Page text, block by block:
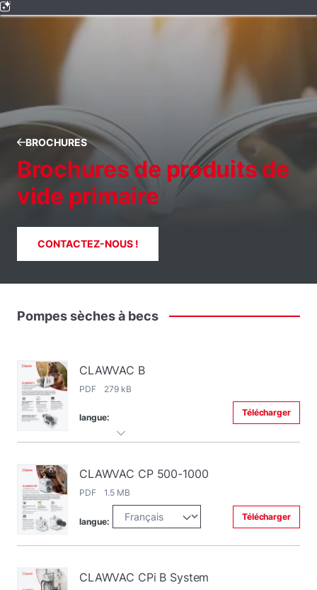
BROCHURES
Brochures de produits de
vide primaire
CONTACTEZ-NOUS !
Pompessèchesà becs
CLAWVAC B
PDF 279 kB
langue: Télécharger
CLAWVAC CP 500-1000
PDF 1.5 MB
langue: Télécharger
CLAWVAC CPi B System